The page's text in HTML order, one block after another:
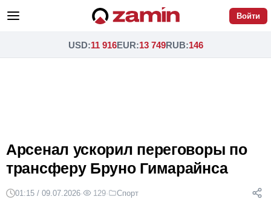
Войти
USD:11 916EUR:13 749RUB:146
Арсенал ускорил переговоры по
трансферу Бруно Гимарайнса
01:15 / 09.07.2026· 129· Спорт